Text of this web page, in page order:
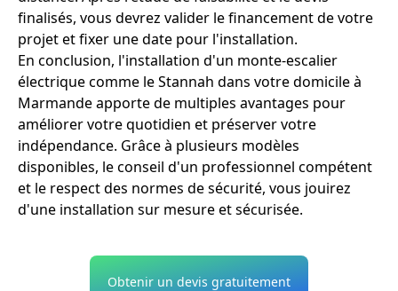
finalisés, vous devrez valider le financement de votre
projet et fixer une date pour l'installation.
En conclusion, l'installation d'un monte-escalier
électrique comme le Stannah dans votre domicile à
Marmande apporte de multiples avantages pour
améliorer votre quotidien et préserver votre
indépendance. Grâce à plusieurs modèles
disponibles, le conseil d'un professionnel compétent
et le respect des normes de sécurité, vous jouirez
d'une installation sur mesure et sécurisée.
Obtenir un devis gratuitement